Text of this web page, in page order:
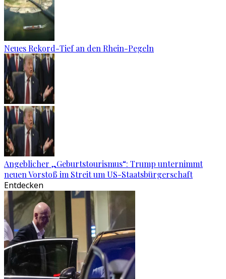
Neues Rekord-Tief an den Rhein-Pegeln
Angeblicher „Geburtstourismus“: Trump unternimmt
neuen Vorstoß im Streit um US-Staatsbürgerschaft
Entdecken